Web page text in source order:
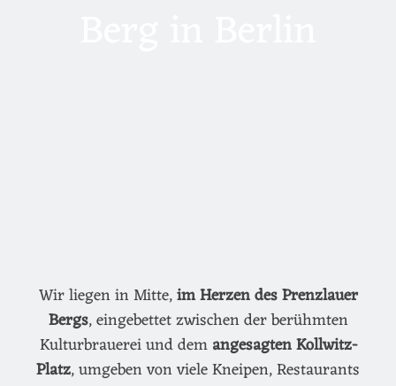
Wir liegen in Mitte,im Herzen des Prenzlauer
Bergs, eingebettet zwischen der berühmten
Kulturbrauerei und demangesagten Kollwitz-
Platz, umgeben von viele Kneipen, Restaurants